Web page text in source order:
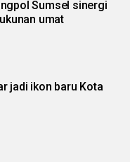
Sumsel sinergi
umat
jadi ikon baru Kota